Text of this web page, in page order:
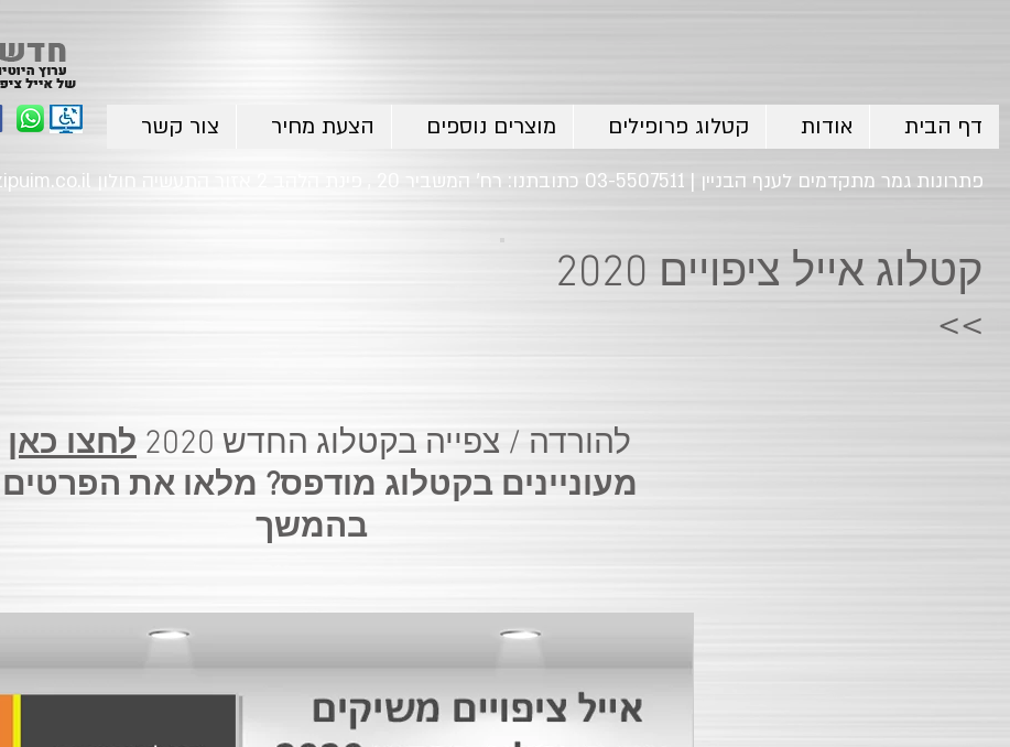
דף הבית אודות קטלוג פרופילים מוצרים נוספים הצעת מחיר צור קשר
פתרונות גמר מתקדמים לענף הבניין | 03-5507511 כתובתנו: רח' המשביר 20 , פינת הלהב 2 אזור התעשיה חולון
קטלוג אייל ציפויים 2020
<<
להורדה / צפייה בקטלוג החדש 2020
לחצו כאן